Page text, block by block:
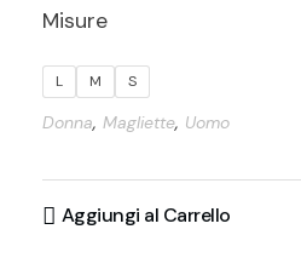
Misure
L M S
Donna, Magliette, Uomo
Aggiungi al Carrello